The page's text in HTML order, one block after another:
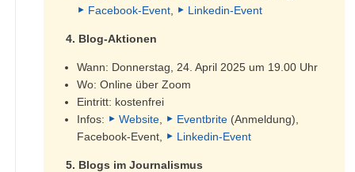
Facebook-Event, Linkedin-Event
4. Blog-Aktionen
Wann: Donnerstag, 24. April 2025 um 19.00 Uhr
Wo: Online über Zoom
Eintritt: kostenfrei
Infos:
Website, Eventbrite(Anmeldung),
Facebook-Event,
Linkedin-Event
5. Blogs im Journalismus